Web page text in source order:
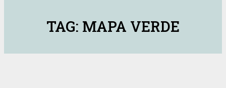
TAG: MAPA VERDE